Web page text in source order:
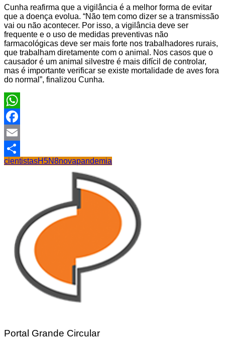
Cunha reafirma que a vigilância é a melhor forma de evitar
que a doença evolua. “Não tem como dizer se a transmissão
vai ou não acontecer. Por isso, a vigilância deve ser
frequente e o uso de medidas preventivas não
farmacológicas deve ser mais forte nos trabalhadores rurais,
que trabalham diretamente com o animal. Nos casos que o
causador é um animal silvestre é mais difícil de controlar,
mas é importante verificar se existe mortalidade de aves fora
do normal”, finalizou Cunha.
WhatsApp
Facebook
Email
Share
cientistasH5N8novapandemia
Portal Grande Circular